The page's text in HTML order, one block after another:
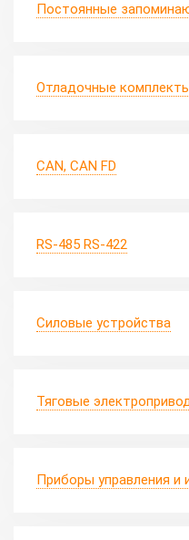
Постоянные
Отладочные
CAN, CAN FD
RS-485 RS-422
Силовые устройства
Тяговые
Приборы управления и